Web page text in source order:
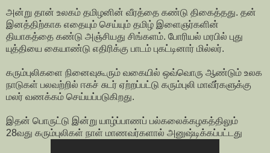
அன்று தான் உலகம் தமிழனின் வீரத்தை கண்டு திகைத்தது. தன்
இனத்திற்காக எதையும் செய்யும் தமிழ் இளைஞர்களின்
தியாகத்தை கண்டு அஞ்சியது சிங்களம். போரியல் மரபில் புது
யுத்தியை கையாண்டு எதிரிக்கு பாடம் புகட்டினார் மில்லர்.
கரும்புலிகளை நினைவுகூரும் வகையில் ஒவ்வொரு ஆண்டும் உலக
நாடுகள் பலவற்றில் ஈகச் சுடர் ஏற்றப்பட்டு கரும்புலி மாவீர்களுக்கு
மலர் வணக்கம் செய்யப்படுகிறது.
இதன் பொருட்டு இன்று யாழ்ப்பாணப் பல்கலைக்கழகத்திலும்
28வது கரும்புலிகள் நாள் மாணவர்களால் அனுஷ்டிக்கப்பட்டது